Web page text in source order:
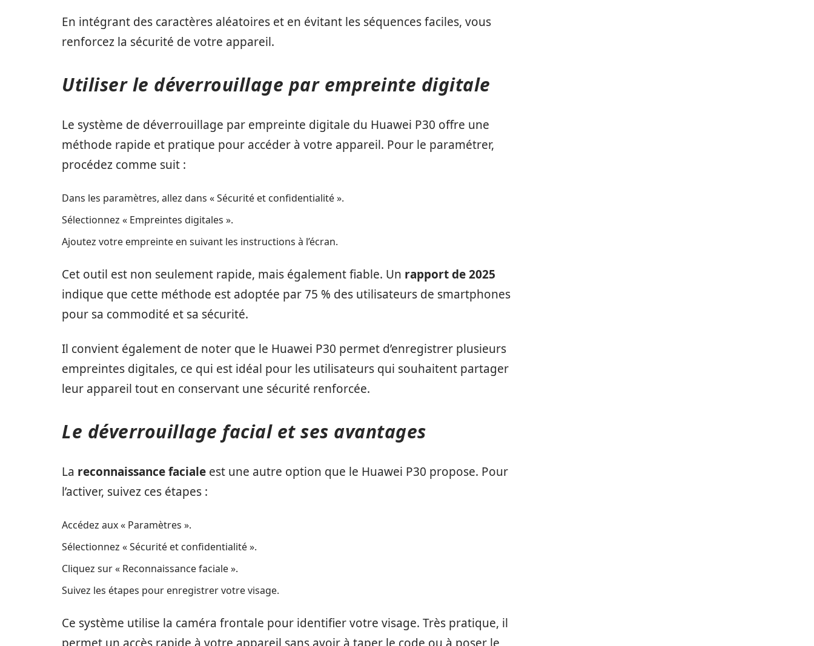
En intégrant des caractères aléatoires et en évitant les séquences faciles, vous
renforcez la sécurité de votre appareil.
Utiliser le déverrouillage par empreinte digitale
Le système de déverrouillage par empreinte digitale du Huawei P30 offre une
méthode rapide et pratique pour accéder à votre appareil. Pour le paramétrer,
procédez comme suit :
Dans les paramètres, allez dans « Sécurité et confidentialité ».
Sélectionnez « Empreintes digitales ».
Ajoutez votre empreinte en suivant les instructions à l’écran.
Cet outil est non seulement rapide, mais également fiable. Un rapport de 2025
indique que cette méthode est adoptée par 75 % des utilisateurs de smartphones
pour sa commodité et sa sécurité.
Il convient également de noter que le Huawei P30 permet d’enregistrer plusieurs
empreintes digitales, ce qui est idéal pour les utilisateurs qui souhaitent partager
leur appareil tout en conservant une sécurité renforcée.
Le déverrouillage facial et ses avantages
La reconnaissance faciale est une autre option que le Huawei P30 propose. Pour
l’activer, suivez ces étapes :
Accédez aux « Paramètres ».
Sélectionnez « Sécurité et confidentialité ».
Cliquez sur « Reconnaissance faciale ».
Suivez les étapes pour enregistrer votre visage.
Ce système utilise la caméra frontale pour identifier votre visage. Très pratique, il
permet un accès rapide à votre appareil sans avoir à taper le code ou à poser le